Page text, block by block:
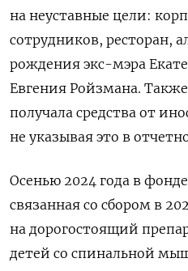
на неуставные цели:
сотрудников, ресторан,
рождения экс-мэра
Евгения Ройзмана.
получала средства от
не указывая это в
Осенью 2024 года в
связанная со сбором в
на дорогостоящий
детей со спинальной